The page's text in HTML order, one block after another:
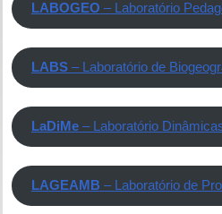
LABOGEO – Laboratório
LABS– Laboratório de
LaDiMe– Laboratório
LAGEAMB – Laboratório de